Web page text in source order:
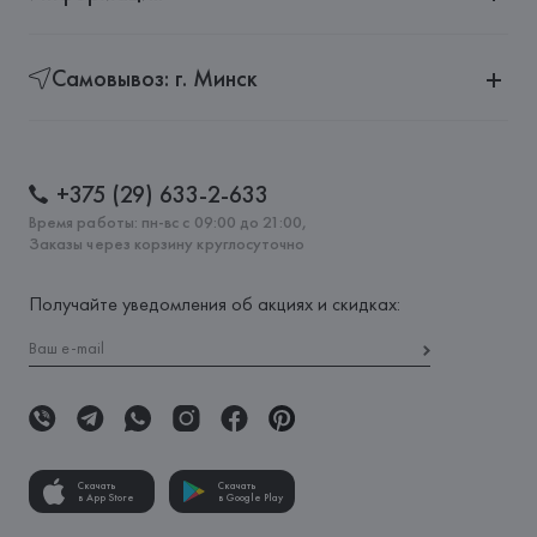
Самовывоз: г. Минск
+375 (29) 633-2-633
Время работы: пн-вс с 09:00 до 21:00,
Заказы через корзину круглосуточно
Получайте уведомления об акциях и скидках:
Скачать
в App Store
Скачать
в Google Play